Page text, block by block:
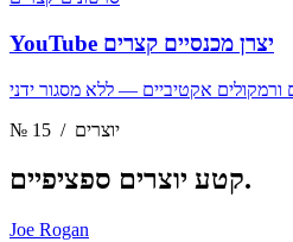
YouTube יצרן מכנסיים קצרים
№ 15
/ יוצרים
קטעיוצרים ספציפיים.
Joe Rogan